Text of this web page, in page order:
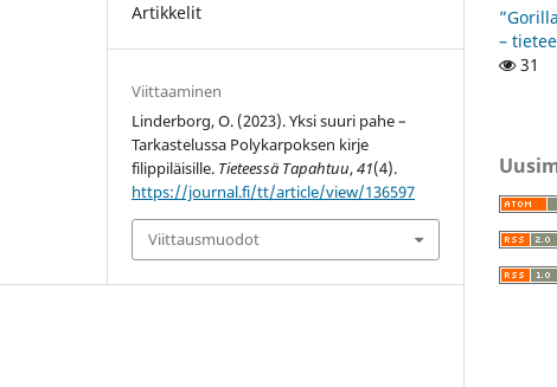
Artikkelit
Viittaaminen
Linderborg, O. (2023). Yksi suuri pahe –
Tarkastelussa Polykarpoksen kirje
filippiläisille. Tieteessä Tapahtuu,41(4).
https://journal.fi/tt/article/view/136597
Viittausmuodot
–
31